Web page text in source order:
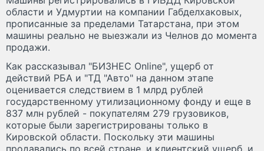
области и Удмуртии на компании Габделхаковых,
прописанные за пределами Татарстана, при этом
машины реально не выезжали из Челнов до момента
продажи.
Как рассказывал "БИЗНЕС Online", ущерб от
действий РБА и "ТД "Авто" на данном этапе
оценивается следствием в 1 млрд рублей
государственному утилизационному фонду и еще в
837 млн рублей - покупателям 279 грузовиков,
которые были зарегистрированы только в
Кировской области. Поскольку эти машины
продавались по всей стране, и клиентский ущерб, и